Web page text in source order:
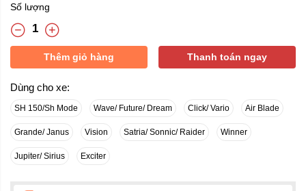
Số lượng
Thêm giỏ hàng Thanh toán ngay
Dùng cho xe:
SH 150/Sh Mode Wave/ Future/ Dream Click/ Vario Air Blade
Grande/ Janus Vision Satria/ Sonnic/ Raider Winner
Jupiter/ Sirius Exciter